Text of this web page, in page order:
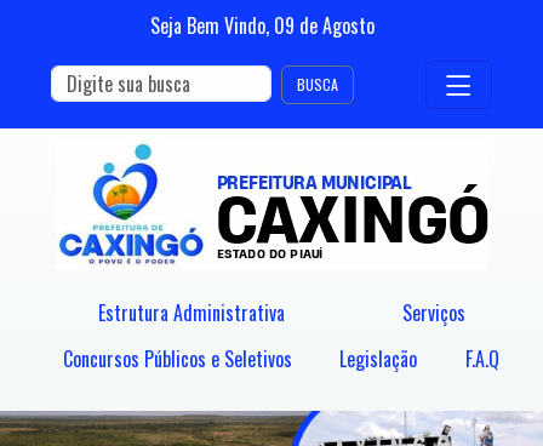
Seja Bem Vindo, 09 deAgosto
BUSCA
Estrutura Administrativa
Serviços
Concursos Públicos e Seletivos
Legislação F.A.Q